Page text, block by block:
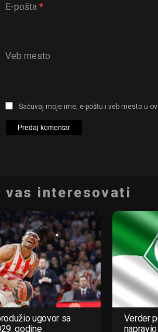
E-pošta *
Veb mesto
Sačuvaj moje ime, e-poštu i veb mesto u
vas interesovati
ugovor sa
godine
Verder